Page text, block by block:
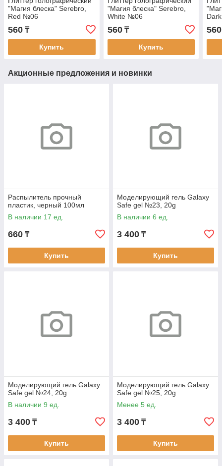
"Магия блеска" Serebro,
Red №06
560 ₸
Купить
"Магия блеска" Serebro,
White №06
560₸
Купить
560
Акционные предложения и новинки
Распылитель прочный
пластик, черный 100мл
В наличии 17 ед.
660 ₸
Купить
Моделирующий гель Galaxy
Safe gel №23, 20g
В наличии 6 ед.
3 400 ₸
Купить
Моделирующий гель Galaxy
Safe gel №24, 20g
В наличии 9 ед.
3 400 ₸
Купить
Моделирующий гель Galaxy
Safe gel №25, 20g
Менее 5 ед.
3 400 ₸
Купить